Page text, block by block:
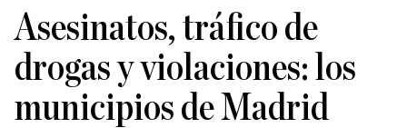
Asesinatos, tráfico de
drogas y violaciones: los
municipios de Madrid